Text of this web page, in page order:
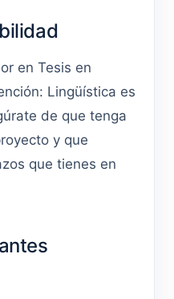
en Tesis en
Lingüística es
de que tenga
y que
que tienes en